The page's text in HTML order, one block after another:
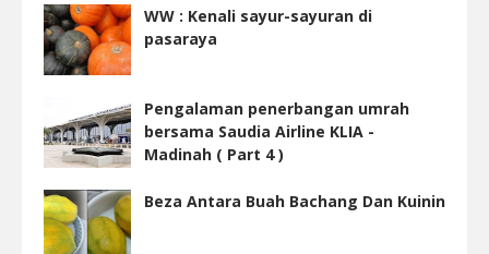
WW : Kenali sayur-sayuran di
pasaraya
Pengalaman penerbangan umrah
bersama Saudia Airline KLIA -
Madinah ( Part 4 )
Beza Antara Buah Bachang Dan Kuinin